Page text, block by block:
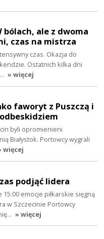
bólach, ale z dwoma
czas na mistrza
czas. Okazja do
Ostatnich kilka dni
» więcej
faworyt z Puszczą i
byli opromienieni
Białystok. Portowcy wygrali
więcej
podjąć lidera
15:00 emocje piłkarskie sięgną
w Szczecinie Portowcy
» więcej